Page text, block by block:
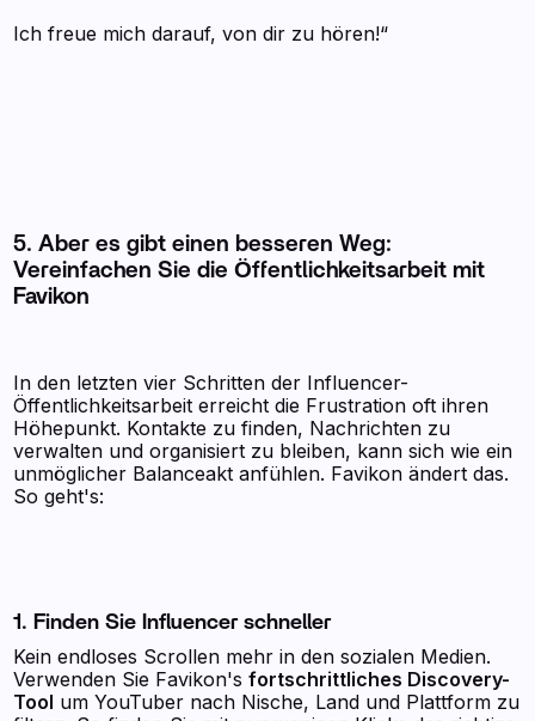
Ich freue mich darauf, von dir zu hören!“
5. Aber es gibt einen besseren Weg:
Vereinfachen Sie die Öffentlichkeitsarbeit mit
Favikon
In den letzten vier Schritten der Influencer-
Öffentlichkeitsarbeit erreicht die Frustration oft ihren
Höhepunkt. Kontakte zu finden, Nachrichten zu
verwalten und organisiert zu bleiben, kann sich wie ein
unmöglicher Balanceakt anfühlen. Favikon ändert das.
So geht's:
1. Finden Sie Influencer schneller
Kein endloses Scrollen mehr in den sozialen Medien.
Verwenden Sie Favikon'sfortschrittliches Discovery-
Tool um YouTuber nach Nische, Land und Plattform zu